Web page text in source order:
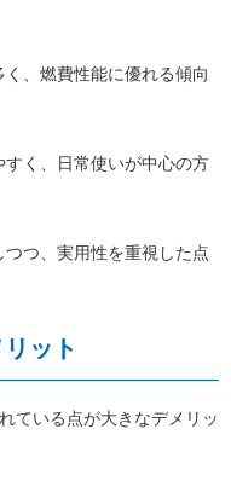
、燃費性能に優れる傾向
く、日常使いが中心の方
つ、実用性を重視した点
ット
ている点が大きなデメリッ